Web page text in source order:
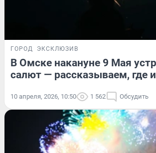
ГОРОД ЭКСКЛЮЗИВ
В Омске накануне 9 Мая
салют — рассказываем, где
10 апреля, 2026, 10:50 1 562 Обсудить